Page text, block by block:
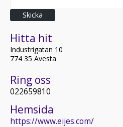
Skicka
Hitta hit
Industrigatan 10
774 35 Avesta
Ring oss
022659810
Hemsida
https://www.eijes.com/